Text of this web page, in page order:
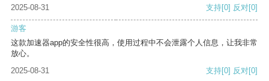
2025-08-31 支持[0] 反对[0]
游客
这款加速器app的安全性很高，使用过程中不会泄露个人信息，让我非常
放心。
2025-08-31
支持[0] 反对[0]